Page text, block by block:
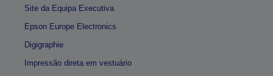
Site da Equipa Executiva
Epson Europe Electronics
Digigraphie
Impressão direta em vestuário